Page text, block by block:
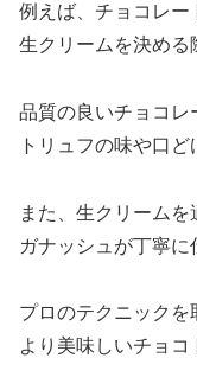
例えば、チョコレー
生クリームを決める
品質の良いチョコレ
トリュフの味や口ど
また、生クリームを
ガナッシュが丁寧に
プロのテクニックを
より美味しいチョコ